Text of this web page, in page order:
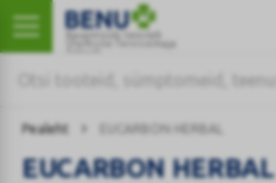
Pealeht EUCARBON HERBAL
EUCARBON HERBAL